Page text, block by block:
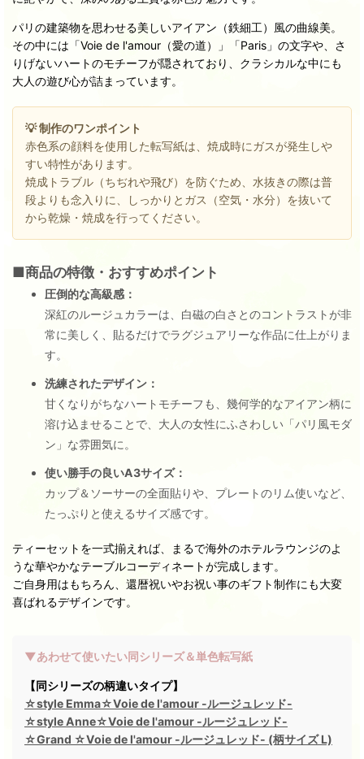
パリの建築物を思わせる美しいアイアン（鉄細工）風の曲線美。
その中には「Voie de l'amour（愛の道）」「Paris」の文字や、さ
りげないハートのモチーフが隠されており、クラシカルな中にも
大人の遊び心が詰まっています。
💡 制作のワンポイント
赤色系の顔料を使用した転写紙は、焼成時にガスが発生しや
すい特性があります。
焼成トラブル（ちぢれや飛び）を防ぐため、水抜きの際は普
段よりも念入りに、しっかりとガス（空気・水分）を抜いて
から乾燥・焼成を行ってください。
■商品の特徴・おすすめポイント
圧倒的な高級感：
深紅のルージュカラーは、白磁の白さとのコントラストが非
常に美しく、貼るだけでラグジュアリーな作品に仕上がりま
す。
洗練されたデザイン：
甘くなりがちなハートモチーフも、幾何学的なアイアン柄に
溶け込ませることで、大人の女性にふさわしい「パリ風モダ
ン」な雰囲気に。
使い勝手の良いA3サイズ：
カップ＆ソーサーの全面貼りや、プレートのリム使いなど、
たっぷりと使えるサイズ感です。
ティーセットを一式揃えれば、まるで海外のホテルラウンジのよ
うな華やかなテーブルコーディネートが完成します。
ご自身用はもちろん、還暦祝いやお祝い事のギフト制作にも大変
喜ばれるデザインです。
▼あわせて使いたい同シリーズ＆単色転写紙
【同シリーズの柄違いタイプ】
☆style Emma☆Voie de l'amour -ルージュレッド-
☆style Anne☆Voie de l'amour -ルージュレッド-
☆Grand ☆Voie de l'amour -ルージュレッド- (柄サイズ L)